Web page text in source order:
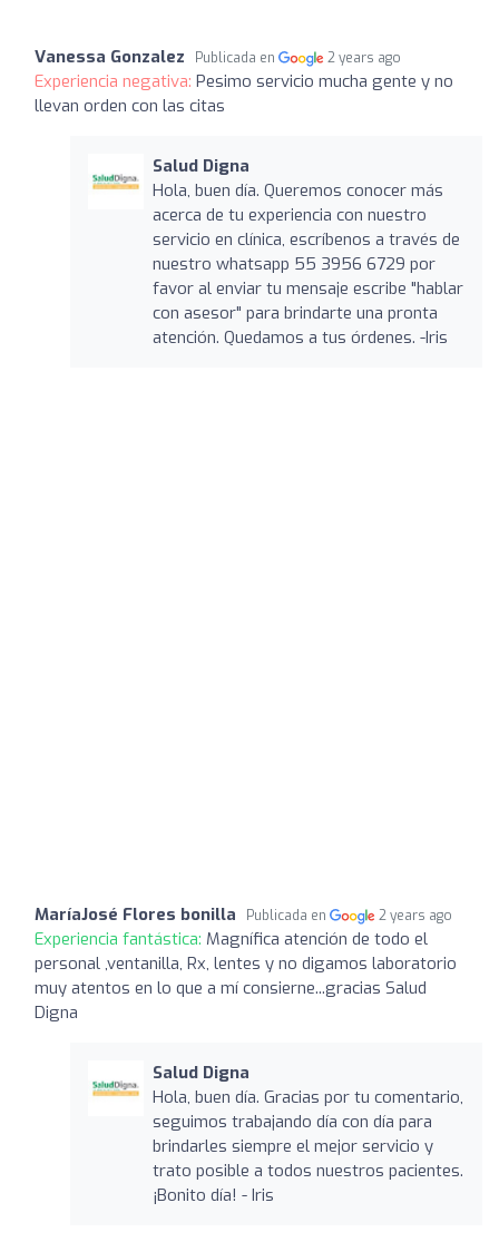
Vanessa Gonzalez Publicada en 2 years ago
Experiencia negativa: Pesimo servicio mucha gente y no
llevan orden con las citas
Salud Digna
Hola, buen día. Queremos conocer más
acerca de tu experiencia con nuestro
servicio en clínica, escríbenos a través de
nuestro whatsapp 55 3956 6729 por
favor al enviar tu mensaje escribe "hablar
con asesor" para brindarte una pronta
atención. Quedamos a tus órdenes. -Iris
MaríaJosé Flores bonilla Publicada en 2 years ago
Experiencia fantástica: Magnífica atención de todo el
personal ,ventanilla, Rx, lentes y no digamos laboratorio
muy atentos en lo que a mí consierne...gracias Salud
Digna
Salud Digna
Hola, buen día. Gracias por tu comentario,
seguimos trabajando día con día para
brindarles siempre el mejor servicio y
trato posible a todos nuestros pacientes.
¡Bonito día! - Iris